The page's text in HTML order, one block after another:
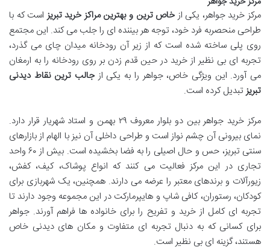
مرکز خرید جواهر، یکی ازخاص ترین و بهترین مراکز خرید تبریزاست که با
طراحی منحصربه فرد خود، توجه هر بیننده ای را جلب می کند. این مجتمع
روی پلی ساخته شده است که از زیر آن رودخانه میدان چای می گذرد،
تجربه ای بی نظیر از خرید در حین قدم زدن بر روی رودخانه را به ارمغان
می آورد. این ویژگی خاص، جواهر را به یکی ازجالب ترین نقاط دیدنی
تبریزتبدیل کرده است.
مرکز خرید جواهر بین دو بلوار معروف ۲۹ بهمن و استاد شهریار قرار دارد.
نمای بیرونی آن چشم نواز است و طراحی داخلی آن نیز با الهام از بازارهای
سنتی تبریز، حس و حال اصیلی را به فضا بخشیده است. بیش از ۶۰ واحد
تجاری در این مرکز فعالیت می کنند که انواع پوشاک، کیف، کفش،
زیورآلات و برندهای معتبر را عرضه می دارند. همچنین، یک شهربازی برای
کودکان، رستوران، کافی شاپ و هایپرمارکت در این مجموعه وجود دارند تا
تجربه ای کامل از خرید و تفریح را برای خانواده ها فراهم آورند. جواهر
برای کسانی که به دنبال تجربه ای متفاوت و مکان های دیدنی خاص
هستند، گزینه ای بی نظیر است.